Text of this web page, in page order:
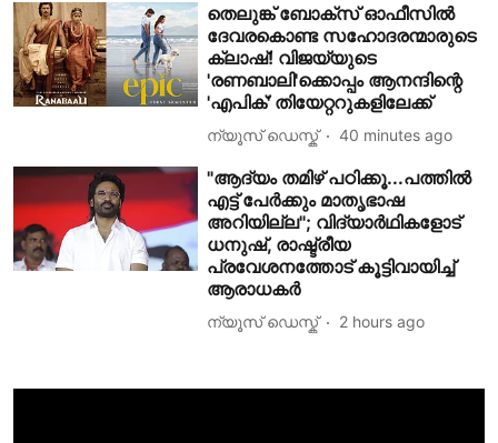
തെലുങ്ക് ബോക്സ് ഓഫീസിൽ
ദേവരകൊണ്ട സഹോദരന്മാരുടെ
ക്ലാഷ്! വിജയ്‌യുടെ
'രണബാലി'ക്കൊപ്പം ആനന്ദിന്റെ
'എപിക്' തിയേറ്ററുകളിലേക്ക്
ന്യൂസ് ഡെസ്ക് 40 minutes ago
"ആദ്യം തമിഴ് പഠിക്കൂ...പത്തിൽ
എട്ട് പേർക്കും മാതൃഭാഷ
അറിയില്ല"; വിദ്യാർഥികളോട്
ധനുഷ്, രാഷ്ട്രീയ
പ്രവേശനത്തോട് കൂട്ടിവായിച്ച്
ആരാധകർ
ന്യൂസ് ഡെസ്ക് 2 hours ago